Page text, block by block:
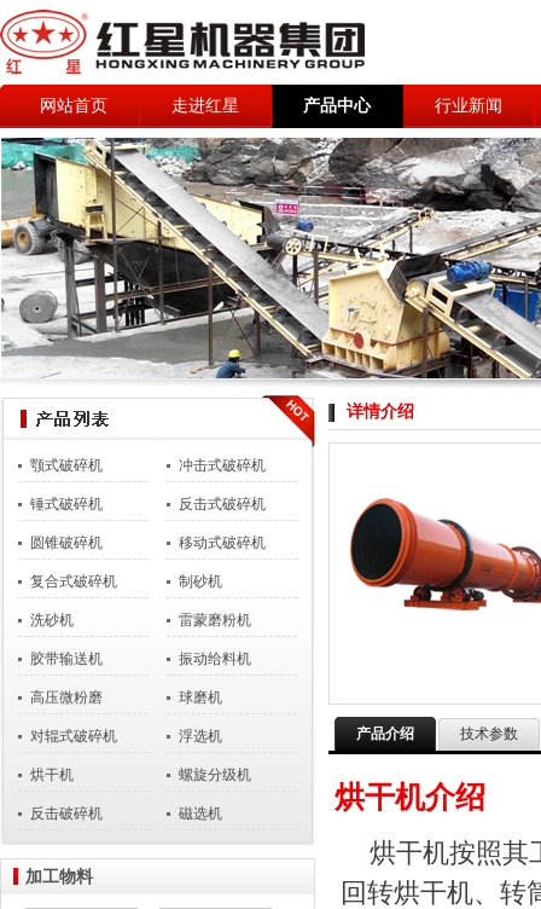
网站首页 走进红星 产品中心 行业新闻
颚式破碎机 冲击式破碎机
锤式破碎机 反击式破碎机
圆锥破碎机 移动式破碎机
复合式破碎机 制砂机
洗砂机 雷蒙磨粉机
胶带输送机 振动给料机
高压微粉磨 球磨机
对辊式破碎机 浮选机
烘干机 螺旋分级机
反击破碎机 磁选机
加工物料
详情介绍
产品介绍 技术参数
烘干机介绍
烘干机按照其
回转烘干机、转